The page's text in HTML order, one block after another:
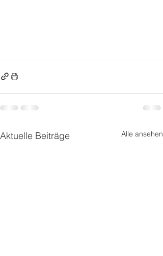
Aktuelle Beiträge Alle ansehen